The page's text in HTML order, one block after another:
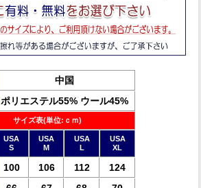
中国
ポリエステル55% ウール45%
サイズ表(単位:ｃｍ)
USA
S
USA
M
USA
L
USA
XL
100 106 112 124